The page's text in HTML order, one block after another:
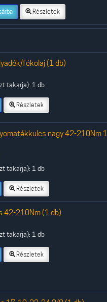
Részletek
fékolaj (1 db)
takarja): 1 db
Részletek
nagy 42-210Nm
takarja): 1 db
Részletek
42-210Nm (1 db)
takarja): 1 db
Részletek